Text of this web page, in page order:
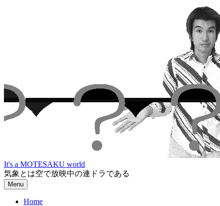
It's a MOTESAKU world
気象とは空で放映中の連ドラである
Menu
Home